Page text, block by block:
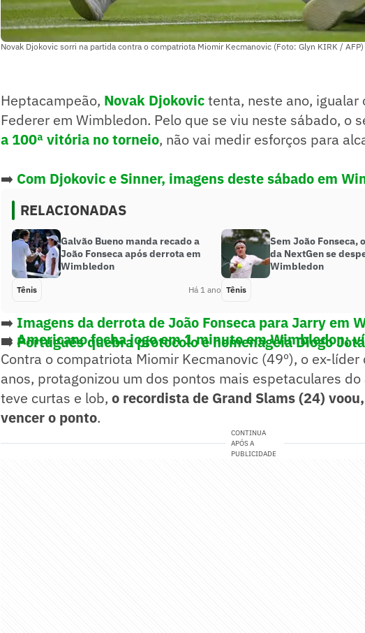
Novak Djokovic sorri na partida contra o compatriota Miomir Kecmanovic (Foto: Glyn KIRK / AFP)
Heptacampeão, Novak Djokovictenta, neste ano,
Federer em Wimbledon. Pelo que se viu neste sábado, o
a 100ª vitória no torneio, não vai medir esforços para
➡️ Com Djokovic e Sinner, imagens deste sábado em
RELACIONADAS
Galvão Bueno manda recado a
João Fonseca após derrota em
Wimbledon
Tênis Há 1 ano
Sem João Fonseca,
da NextGen se
Wimbledon
Tênis
➡️ Imagens da derrota de João Fonseca para Jarry em
➡️ Português quebra protocolo e homenageia Diogo Jota
➡️ Americano fecha jogo em 1 minuto em Wimbledon;
Contra o compatriota Miomir Kecmanovic (49º), o ex-
anos, protagonizou um dos pontos mais espetaculares
teve curtas e lob, o recordista de Grand Slams (24)
vencer o ponto.
CONTINUA
APÓS A
PUBLICIDADE